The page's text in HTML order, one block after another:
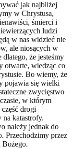
jak najbliżej
w Chrystusa,
śmierci i
ludzi
w nas widzieć nie
ale niosących w
że jesteśmy
otwarte, wiedząc co
Bo wiemy, że
pojawia się wielki
zwycięstwo
w którym
drogi
na katastrofy.
należy jednak do
Przechodzimy przez
Bożego.